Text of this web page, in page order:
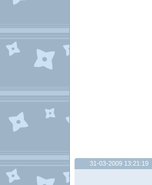
31-03-2009 13:21:19